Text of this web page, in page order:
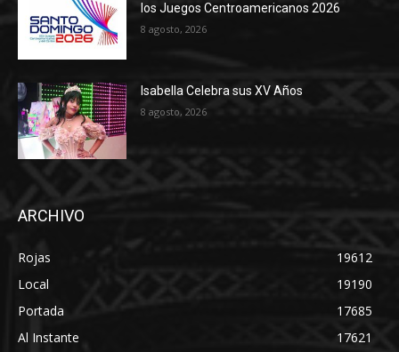
los Juegos Centroamericanos 2026
8 agosto, 2026
Isabella Celebra sus XV Años
8 agosto, 2026
ARCHIVO
Rojas
19612
Local
19190
Portada
17685
Al Instante
17621